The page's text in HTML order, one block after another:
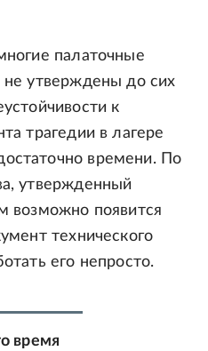
палаточные
не утверждены до сих
к
трагедии в лагере
времени. По
утвержденный
возможно появится
технического
его непросто.
время